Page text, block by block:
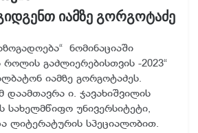
იამზე გორგოტაძე
ნომინაციაში
გაძლიერებისთვის -2023“
იამზე გორგოტაძეს.
დაამთავრა ი. ჯავახიშვილის
სახელმწიფო უნივერსიტეტი,
ლიტერატურის სპეციალობით.